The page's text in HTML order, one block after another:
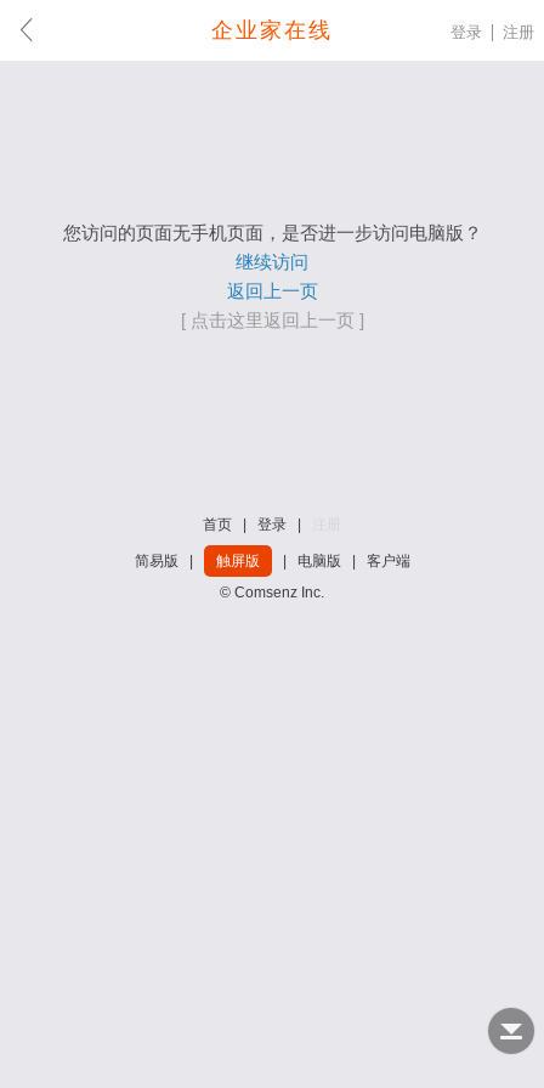
企业家在线 登录 注册
您访问的页面无手机页面，是否进一步访问电脑版？
继续访问
返回上一页
[ 点击这里返回上一页 ]
首页 登录
简易版 触屏版 电脑版
客户端
© Comsenz Inc.